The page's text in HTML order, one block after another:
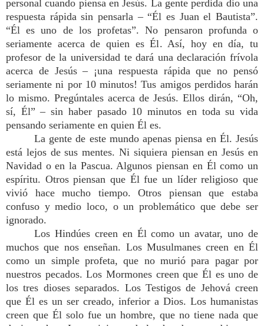
personal cuando piensa en Jesús. La gente perdida dio una
respuesta rápida sin pensarla – “Él es Juan el Bautista”.
“Él es uno de los profetas”. No pensaron profunda o
seriamente acerca de quien es Él. Así, hoy en día, tu
profesor de la universidad te dará una declaración frívola
acerca de Jesús – ¡una respuesta rápida que no pensó
seriamente ni por 10 minutos! Tus amigos perdidos harán
lo mismo. Pregúntales acerca de Jesús. Ellos dirán, “Oh,
sí, Él” – sin haber pasado 10 minutos en toda su vida
pensando seriamente en quien Él es.
La gente de este mundo apenas piensa en Él. Jesús
está lejos de sus mentes. Ni siquiera piensan en Jesús en
Navidad o en la Pascua. Algunos piensan en Él como un
espíritu. Otros piensan que Él fue un líder religioso que
vivió hace mucho tiempo. Otros piensan que estaba
confuso y medio loco, o un problemático que debe ser
ignorado.
Los Hindúes creen en Él como un avatar, uno de
muchos que nos enseñan. Los Musulmanes creen en Él
como un simple profeta, que no murió para pagar por
nuestros pecados. Los Mormones creen que Él es uno de
los tres dioses separados. Los Testigos de Jehová creen
que Él es un ser creado, inferior a Dios. Los humanistas
creen que Él solo fue un hombre, que no tiene nada que